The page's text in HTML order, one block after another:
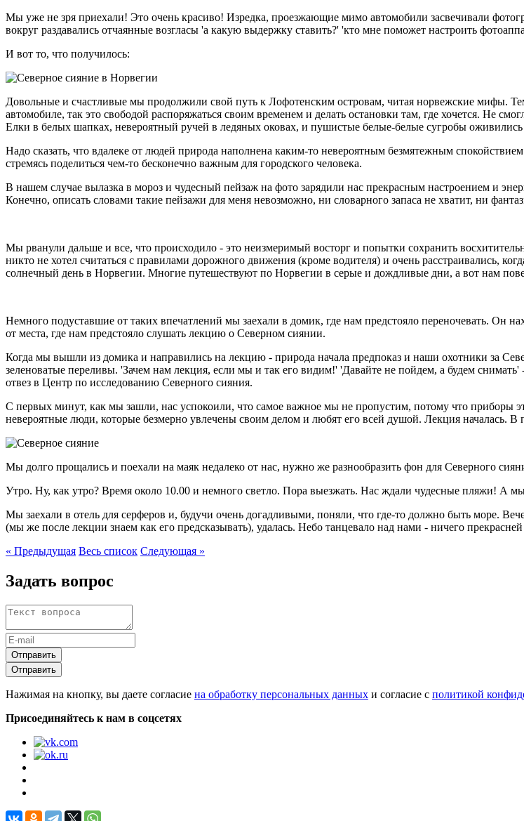
Мы уже не зря приехали! Это очень красиво! Изредка, проезжающие мимо автомобили засвечивали
вокруг раздавались отчаянные возгласы 'а какую выдержку ставить?' 'кто мне поможет настроить
И вот то, что получилось:
Довольные и счастливые мы продолжили свой путь к Лофотенским островам, читая норвежские мифы.
автомобиле, так это свободой распоряжаться своим временем и делать остановки там, где хочется. Не
Елки в белых шапках, невероятный ручей в ледяных оковах, и пушистые белые-белые сугробы оживились
Надо сказать, что вдалеке от людей природа наполнена каким-то невероятным безмятежным
стремясь поделиться чем-то бесконечно важным для городского человека.
В нашем случае вылазка в мороз и чудесный пейзаж на фото зарядили нас прекрасным настроением и
Конечно, описать словами такие пейзажи для меня невозможно, ни словарного запаса не хватит, ни
Мы рванули дальше и все, что происходило - это неизмеримый восторг и попытки сохранить
никто не хотел считаться с правилами дорожного движения (кроме водителя) и очень расстраивались,
солнечный день в Норвегии. Многие путешествуют по Норвегии в серые и дождливые дни, а вот нам
Немного подуставшие от таких впечатлений мы заехали в домик, где нам предстояло переночевать. Он
от места, где нам предстояло слушать лекцию о Северном сиянии.
Когда мы вышли из домика и направились на лекцию - природа начала предпоказ и наши охотники за
зеленоватые переливы. 'Зачем нам лекция, если мы и так его видим!' 'Давайте не пойдем, а будем
отвез в Центр по исследованию Северного сияния.
С первых минут, как мы зашли, нас успокоили, что самое важное мы не пропустим, потому что приборы
невероятные люди, которые безмерно увлечены своим делом и любят его всей душой. Лекция началась.
Мы долго прощались и поехали на маяк недалеко от нас, нужно же разнообразить фон для Северного
Утро. Ну, как утро? Время около 10.00 и немного светло. Пора выезжать. Нас ждали чудесные пляжи! А
Мы заехали в отель для серферов и, будучи очень догадливыми, поняли, что где-то должно быть море.
(мы же после лекции знаем как его предсказывать), удалась. Небо танцевало над нами - ничего
« Предыдущая Весь список Следующая »
Задать вопрос
Отправить
Отправить
Нажимая на кнопку, вы даете согласие на обработку персональных данных и согласие с политикой
Присоединяйтесь к нам в соцсетях